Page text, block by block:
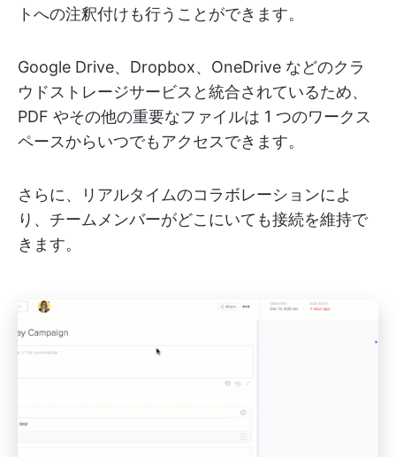
トへの注釈付けも行うことができます。
Google Drive、Dropbox、OneDrive などのクラ
ウドストレージサービスと統合されているため、
PDF やその他の重要なファイルは 1 つのワークス
ペースからいつでもアクセスできます。
さらに、リアルタイムのコラボレーションによ
り、チームメンバーがどこにいても接続を維持で
きます。